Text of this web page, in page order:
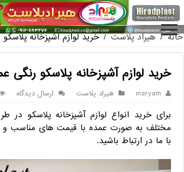
فروش گلدان پلاستیکی گلخانه به صورت آنلاین
خانه / هیراد پلاست / خرید لوازم آشپزخانه
خرید لوازم آشپزخانه پلاسکو رنگی
maryam هیراد پلاست ارسال دیدگاه
برای خرید انواع لوازم آشپزخانه پلاسکو
مختلف به صورت عمده با قیمت های مناسب و
با ما در ارتباط باشید.